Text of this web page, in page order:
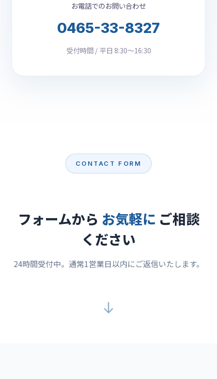
お電話でのお問い合わせ
0465-33-8327
受付時間 / 平日 8:30〜16:30
CONTACT FORM
フォームから お気軽に ご相談
ください
24時間受付中。通常1営業日以内にご返信いたします。